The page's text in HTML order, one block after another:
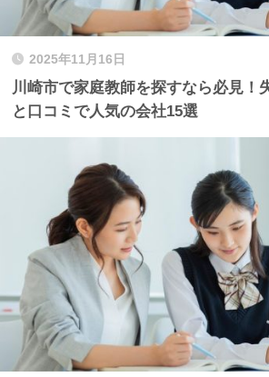
2025年11月16日
川崎市で家庭教師を探すなら必見！
と口コミで人気の会社15選